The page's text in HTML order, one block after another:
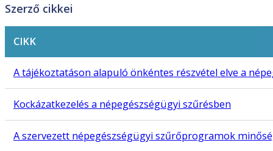
Szerző cikkei
CIKK
A tájékoztatáson alapuló önkéntes részvétel elve a
Kockázatkezelés a népegészségügyi szűrésben
A szervezett népegészségügyi szűrőprogramok